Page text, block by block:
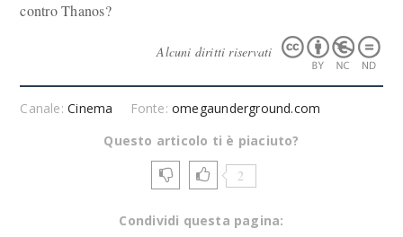
contro Thanos?
Alcuni diritti riservati
Canale:Cinema Fonte:omegaunderground.com
Questo articolo ti è piaciuto?
2
Condividi questa pagina: